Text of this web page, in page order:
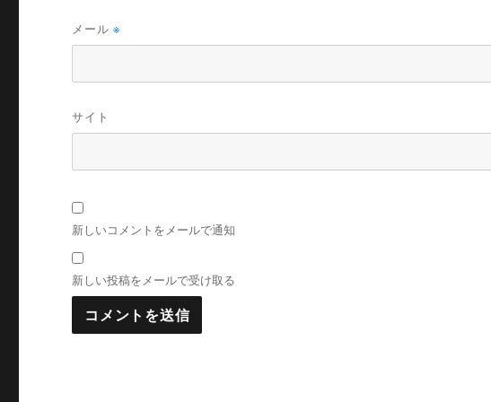
メール※
サイト
新しいコメントをメールで通知
新しい投稿をメールで受け取る